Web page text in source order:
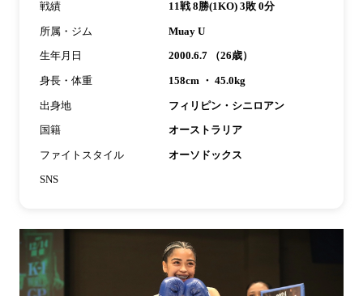
戦績 11戦 8勝(1KO) 3敗 0分
所属・ジム Muay U
生年月日 2000.6.7 （26歳）
身長・体重 158cm ・ 45.0kg
出身地 フィリピン・シニロアン
国籍 オーストラリア
ファイトスタイル オーソドックス
SNS